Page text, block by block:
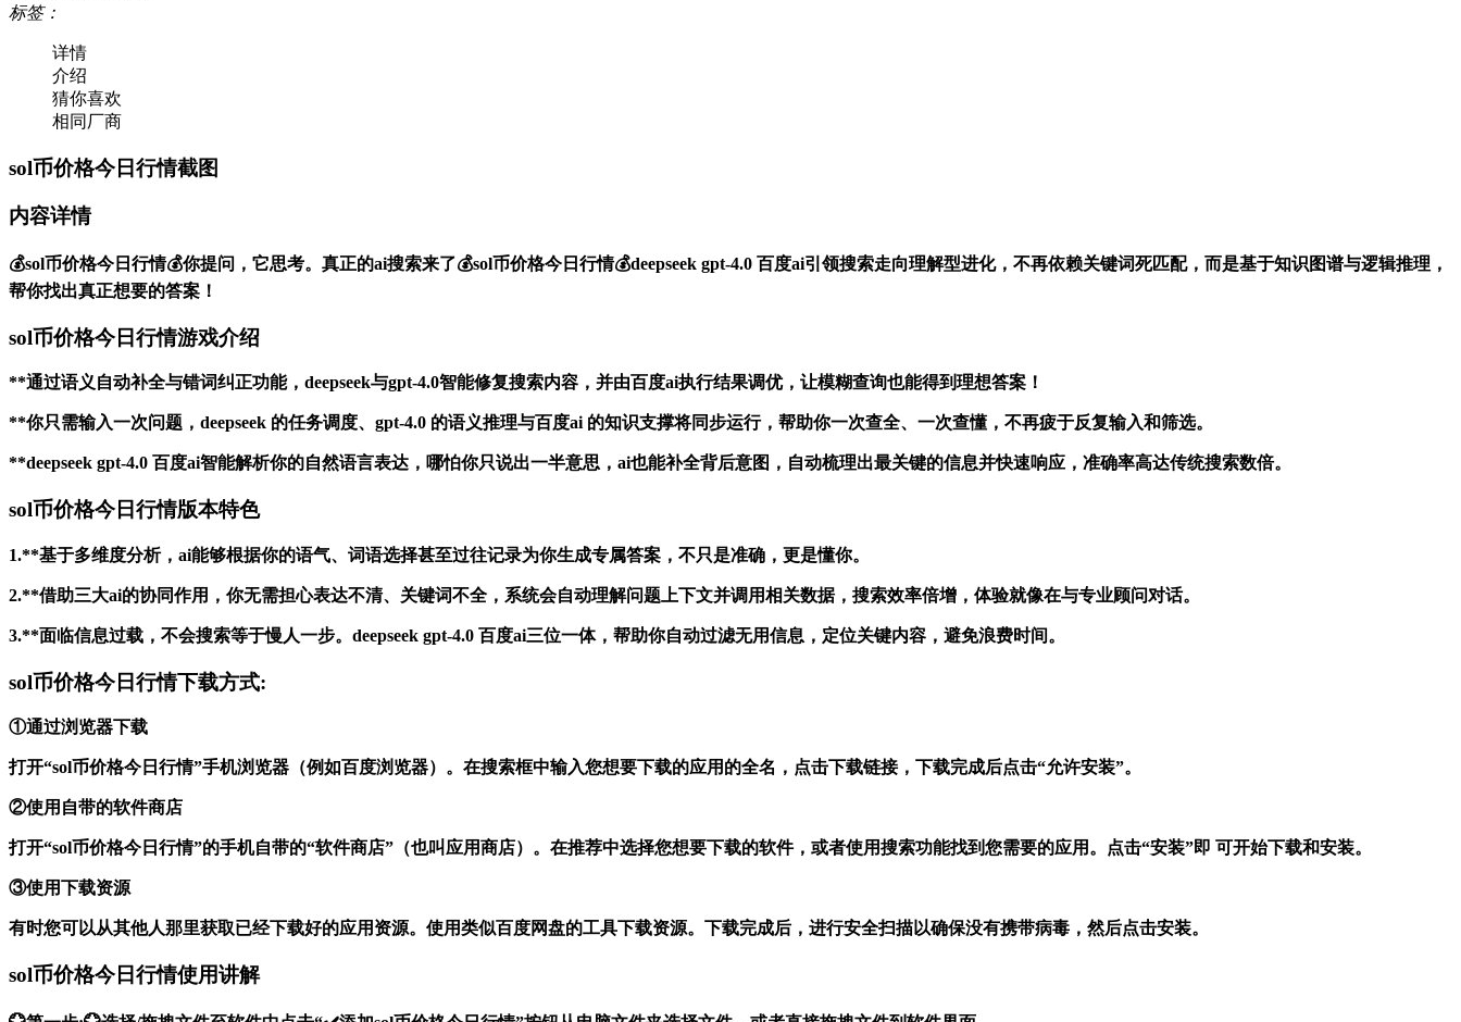
标签：
详情
介绍
猜你喜欢
相同厂商
sol币价格今日行情截图
内容详情
💰sol币价格今日行情💰你提问，它思考。真正的ai搜索来了💰sol币价格今日行情💰deepseek gpt-4.0 百度ai引领搜索走向理解型进化，不再依赖关键词死匹配，而是基于知识图谱与逻辑推理，
帮你找出真正想要的答案！
sol币价格今日行情游戏介绍
**通过语义自动补全与错词纠正功能，deepseek与gpt-4.0智能修复搜索内容，并由百度ai执行结果调优，让模糊查询也能得到理想答案！
**你只需输入一次问题，deepseek 的任务调度、gpt-4.0 的语义推理与百度ai 的知识支撑将同步运行，帮助你一次查全、一次查懂，不再疲于反复输入和筛选。
**deepseek gpt-4.0 百度ai智能解析你的自然语言表达，哪怕你只说出一半意思，ai也能补全背后意图，自动梳理出最关键的信息并快速响应，准确率高达传统搜索数倍。
sol币价格今日行情版本特色
1.**基于多维度分析，ai能够根据你的语气、词语选择甚至过往记录为你生成专属答案，不只是准确，更是懂你。
2.**借助三大ai的协同作用，你无需担心表达不清、关键词不全，系统会自动理解问题上下文并调用相关数据，搜索效率倍增，体验就像在与专业顾问对话。
3.**面临信息过载，不会搜索等于慢人一步。deepseek gpt-4.0 百度ai三位一体，帮助你自动过滤无用信息，定位关键内容，避免浪费时间。
sol币价格今日行情下载方式:
①通过浏览器下载
打开“sol币价格今日行情”手机浏览器（例如百度浏览器）。在搜索框中输入您想要下载的应用的全名，点击下载链接，下载完成后点击“允许安装”。
②使用自带的软件商店
打开“sol币价格今日行情”的手机自带的“软件商店”（也叫应用商店）。在推荐中选择您想要下载的软件，或者使用搜索功能找到您需要的应用。点击“安装”即 可开始下载和安装。
③使用下载资源
有时您可以从其他人那里获取已经下载好的应用资源。使用类似百度网盘的工具下载资源。下载完成后，进行安全扫描以确保没有携带病毒，然后点击安装。
sol币价格今日行情使用讲解